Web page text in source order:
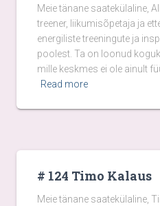
Meie tänane saatekülaline,
treener, liikumisõpetaja ja
energiliste treeningute ja
poolest. Ta on loonud
mille keskmes ei ole ainult
Read more
# 124 Timo Kalaus
Meie tänane saatekülaline,